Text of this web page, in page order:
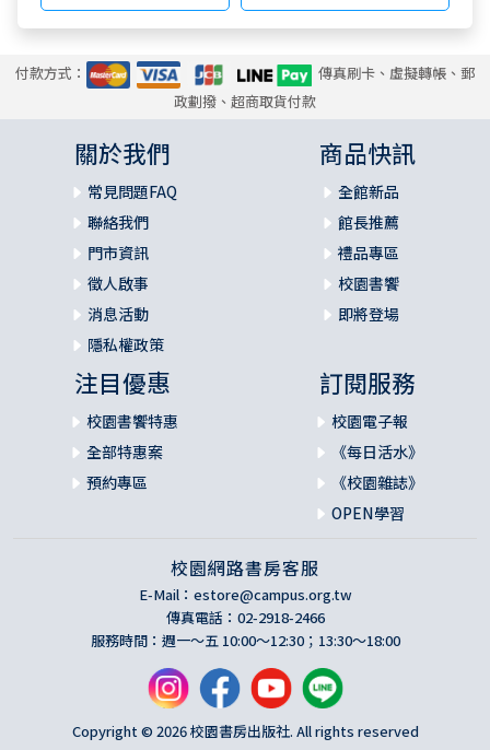
付款方式：
傳真刷卡、虛擬轉帳、郵
政劃撥、超商取貨付款
關於我們
常見問題FAQ
聯絡我們
門市資訊
徵人啟事
消息活動
隱私權政策
商品快訊
全館新品
館長推薦
禮品專區
校園書饗
即將登場
注目優惠
校園書饗特惠
全部特惠案
預約專區
訂閱服務
校園電子報
《每日活水》
《校園雜誌》
OPEN學習
校園網路書房客服
E-Mail： estore@campus.org.tw
傳真電話：02-2918-2466
服務時間：週一～五 10:00～12:30；13:30～18:00
Copyright © 2026 校園書房出版社. All rights reserved